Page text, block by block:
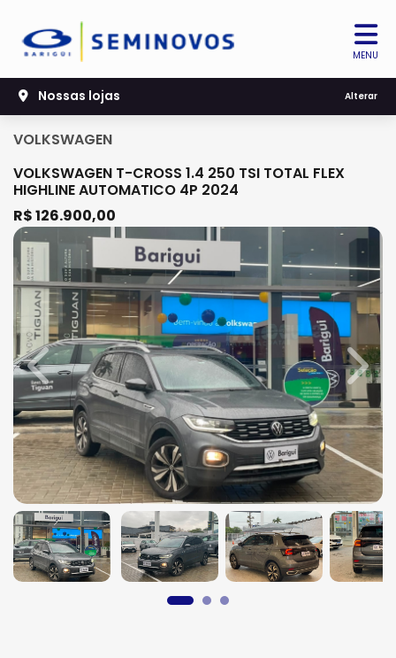
MENU
Nossas lojas Alterar
VOLKSWAGEN
VOLKSWAGEN T-CROSS 1.4 250 TSI TOTAL FLEX
HIGHLINE AUTOMATICO 4P 2024
R$ 126.900,00
Previous Next